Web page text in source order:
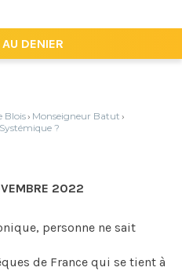
DENIER
Blois› Monseigneur Batut ›
Systémique ?
2022
personne ne sait
de France qui se tient à